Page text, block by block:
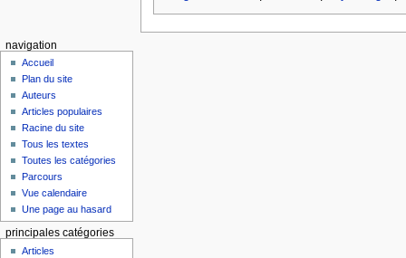
navigation
Accueil
Plan du site
Auteurs
Articles populaires
Racine du site
Tous les textes
Toutes les catégories
Parcours
Vue calendaire
Une page au hasard
principales catégories
Articles